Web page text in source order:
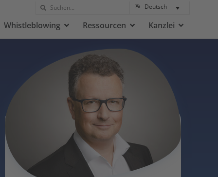
Deutsch
Whistleblowing Ressourcen Kanzlei